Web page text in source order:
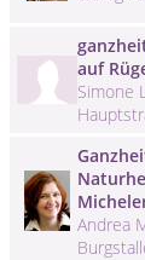
auf
Simone
Andrea